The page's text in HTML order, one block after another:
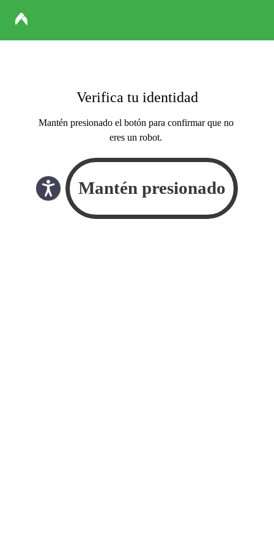
Verifica tu identidad
Mantén presionado el botón para confirmar que no
eres un robot.